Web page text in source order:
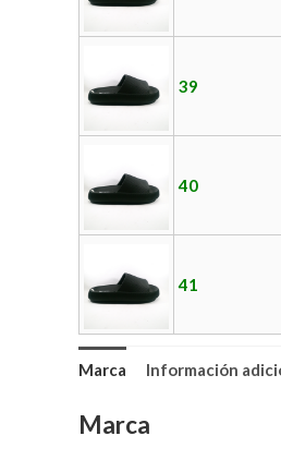
39
40
41
Marca Información
Marca